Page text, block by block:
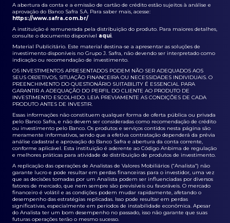
A abertura da conta e a emissão de cartão de crédito estão sujeitos à análise e
aprovação do Banco Safra S.A. Para saber mais, acesse:
https://www.safra.com.br/
A instituição é remunerada pela distribuição do produto. Para maiores detalhes,
consulte o documento disponível aqui.
Material Publicitário. Este material destina-se a apresentar as soluções de
investimento disponíveis no Grupo J. Safra, não devendo ser interpretado como
indicação ou recomendação de investimento.
OS INVESTIMENTOS APRESENTADOS PODEM NÃO SER ADEQUADOS AOS
SEUS OBJETIVOS, SITUAÇÃO FINANCEIRA OU NECESSIDADES INDIVIDUAIS. O
PREENCHIMENTO DO QUESTIONÁRIO SUITABILITY É ESSENCIAL PARA
GARANTIR A ADEQUAÇÃO DO PERFIL DO CLIENTE AO PRODUTO DE
INVESTIMENTO ESCOLHIDO. LEIA PREVIAMENTE AS CONDIÇÕES DE CADA
PRODUTO ANTES DE INVESTIR.
Essas informações não constituem qualquer forma de oferta pública ou privada
pelo Banco Safra, e não devem ser consideradas como recomendação de crédito
ou investimento pelo Banco. Os produtos e serviços contidos nesta página são
meramente informativos, sendo que a efetiva contratação dependerá da prévia
análise cadastral e aprovação do Banco Safra e abertura da conta corrente,
conforme aplicável. Esta instituição é aderente ao Código Anbima de regulação
e melhores práticas para atividade de distribuição de produtos de investimento.
A replicação das operações de Analistas de Valores Mobiliários (“Analista”) não
garante lucro e pode resultar em perdas financeiras para o investidor, uma vez
que as decisões tomadas por um Analista podem ser influenciadas por diversos
fatores de mercado, que nem sempre são previsíveis ou favoráveis. O mercado
financeiro é volátil e as condições podem mudar rapidamente, afetando o
desempenho das estratégias replicadas. Isso pode resultar em perdas
significativas, especialmente em períodos de instabilidade econômica. Apesar
do Analista ter um bom desempenho no passado, isso não garante que suas
futuras operações terão o mesmo sucesso.